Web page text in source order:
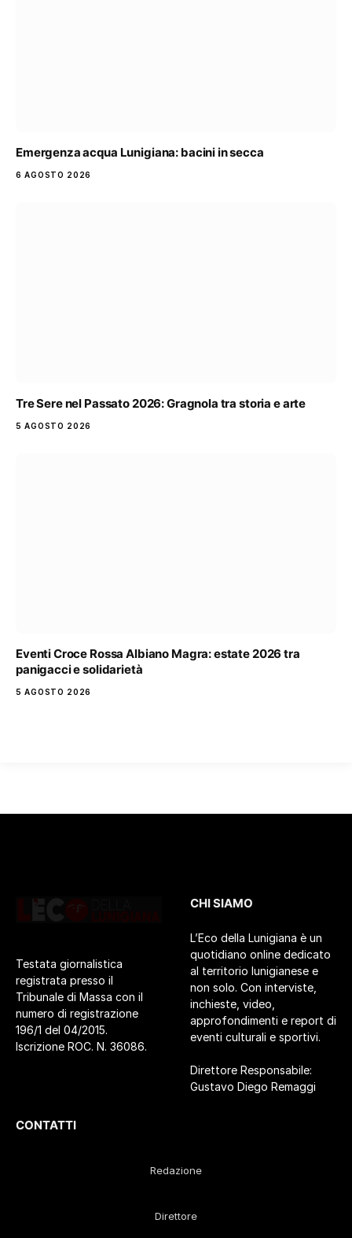
Emergenza acqua Lunigiana: bacini in secca
6 AGOSTO 2026
Tre Sere nel Passato 2026: Gragnola tra storia e arte
5 AGOSTO 2026
Eventi Croce Rossa Albiano Magra: estate 2026 tra
panigacci e solidarietà
5 AGOSTO 2026
Testata giornalistica
registrata presso il
Tribunale di Massa con il
numero di registrazione
196/1 del 04/2015.
Iscrizione ROC. N. 36086.
CHI SIAMO
L’Eco della Lunigiana è un
quotidiano online dedicato
al territorio lunigianese e
non solo. Con interviste,
inchieste, video,
approfondimenti e report di
eventi culturali e sportivi.
Direttore Responsabile:
Gustavo Diego Remaggi
CONTATTI
Redazione
Direttore